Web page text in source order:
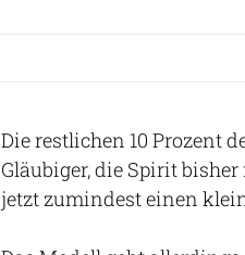
Die restlichen 10 Prozent
Gläubiger, die Spirit
jetzt zumindest einen